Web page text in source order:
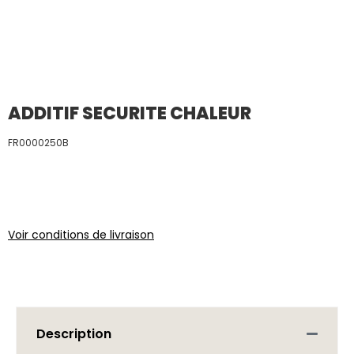
ADDITIF SECURITE CHALEUR
FR0000250B
Voir conditions de livraison
Description